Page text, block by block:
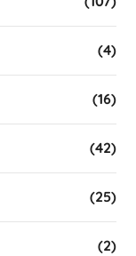
(4)
(16)
(42)
(25)
(2)